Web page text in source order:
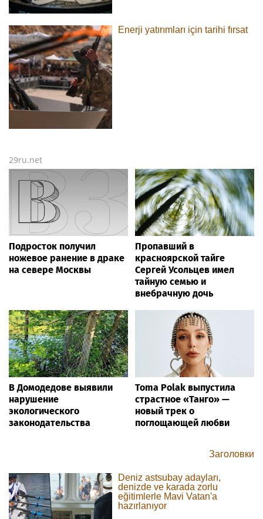
Enerji yatırımları için tarihi fırsat
29ru.net
Подросток получил
ножевое ранение в драке
на севере Москвы
Пропавший в
красноярской тайге
Сергей Усольцев имел
тайную семью и
внебрачную дочь
В Домодедове выявили
нарушение
экологического
законодательства
Toma Polak выпустила
страстное «Танго» —
новый трек о
поглощающей любви
Заголовки
Deniz astsubay adayları,
denizde ve karada zorlu
eğitimlerle Mavi Vatan'a
hazırlanıyor